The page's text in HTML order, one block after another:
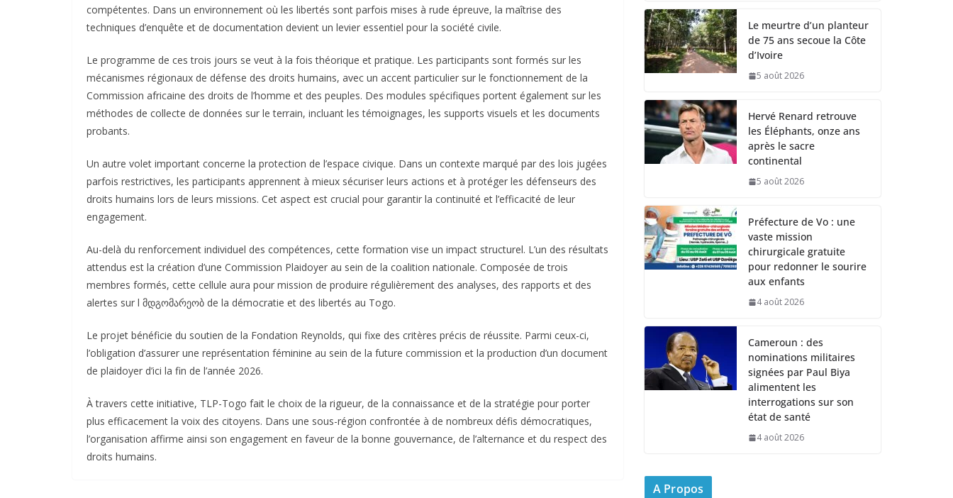
compétentes. Dans un environnement où les libertés sont parfois mises à rude épreuve, la maîtrise des
techniques d’enquête et de documentation devient un levier essentiel pour la société civile.
Le programme de ces trois jours se veut à la fois théorique et pratique. Les participants sont formés sur les
mécanismes régionaux de défense des droits humains, avec un accent particulier sur le fonctionnement de la
Commission africaine des droits de l’homme et des peuples. Des modules spécifiques portent également sur les
méthodes de collecte de données sur le terrain, incluant les témoignages, les supports visuels et les documents
probants.
Un autre volet important concerne la protection de l’espace civique. Dans un contexte marqué par des lois jugées
parfois restrictives, les participants apprennent à mieux sécuriser leurs actions et à protéger les défenseurs des
droits humains lors de leurs missions. Cet aspect est crucial pour garantir la continuité et l’efficacité de leur
engagement.
Au-delà du renforcement individuel des compétences, cette formation vise un impact structurel. L’un des résultats
attendus est la création d’une Commission Plaidoyer au sein de la coalition nationale. Composée de trois
membres formés, cette cellule aura pour mission de produire régulièrement des analyses, des rapports et des
alertes sur l მდგომარეობ de la démocratie et des libertés au Togo.
Le projet bénéficie du soutien de la Fondation Reynolds, qui fixe des critères précis de réussite. Parmi ceux-ci,
l’obligation d’assurer une représentation féminine au sein de la future commission et la production d’un document
de plaidoyer d’ici la fin de l’année 2026.
À travers cette initiative, TLP-Togo fait le choix de la rigueur, de la connaissance et de la stratégie pour porter
plus efficacement la voix des citoyens. Dans une sous-région confrontée à de nombreux défis démocratiques,
l’organisation affirme ainsi son engagement en faveur de la bonne gouvernance, de l’alternance et du respect des
droits humains.
Le meurtre d’un planteur
de 75 ans secoue la Côte
d’Ivoire
5 août 2026
Hervé Renard retrouve
les Éléphants, onze ans
après le sacre
continental
5 août 2026
Préfecture de Vo : une
vaste mission
chirurgicale gratuite
pour redonner le sourire
aux enfants
4 août 2026
Cameroun : des
nominations militaires
signées par Paul Biya
alimentent les
interrogations sur son
état de santé
4 août 2026
A Propos